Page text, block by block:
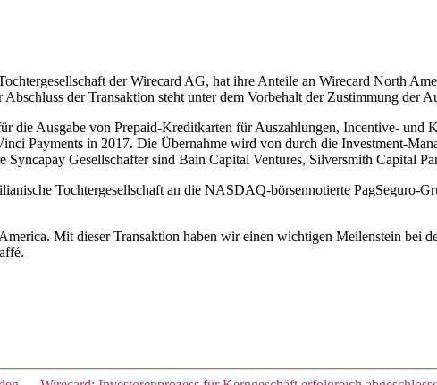
der Wirecard AG, hat ihre Anteile an Wirecard North
der Transaktion steht unter dem Vorbehalt der Zustimmung der
die Ausgabe von Prepaid-Kreditkarten für Auszahlungen, Incentive- und
Payments in 2017. Die Übernahme wird von durch die Investment-
Syncapay Gesellschafter sind Bain Capital Ventures, Silversmith Capital
Tochtergesellschaft an die NASDAQ-börsennotierte PagSeguro-
Mit dieser Transaktion haben wir einen wichtigen Meilenstein bei